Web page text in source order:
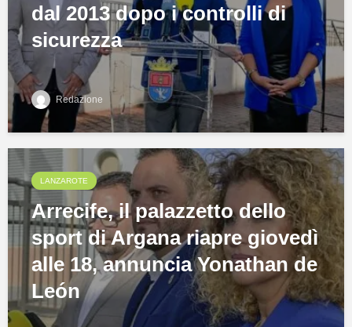
dal 2013 dopo i controlli di
sicurezza
Redazione
LANZAROTE
Arrecife, il palazzetto dello
sport di Argana riapre giovedì
alle 18, annuncia Yonathan de
León